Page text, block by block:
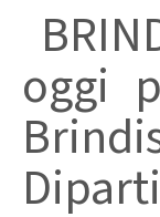
oggi